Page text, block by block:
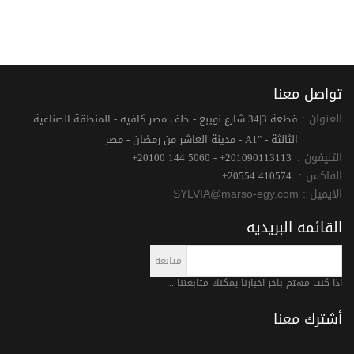
تواصل معنا
العنوان :
قطعة 3|34 شارع نويبع - خلف مصر كافيه - المنطقة الصناعية
الثالثة - "A1 - مدينة العاشر من رمضان - مصر
التليفون : +20100 144 5060 - +201090113113
الفاكس : +20554 410574
الايميل : SYLVIA@marso-egy.com
القائمه البريديه
اذا كنت مهتم باخر اخبارنا يمكنك متابعتنا ...
أشترك معنا